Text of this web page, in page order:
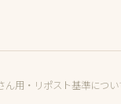
ん用・リポスト基準につい